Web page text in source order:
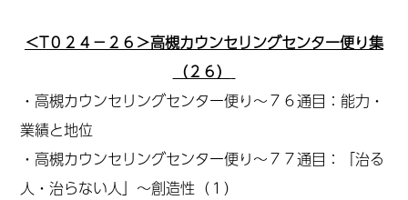
＜T０２４－２６＞高槻カウンセリングセンター便り集
（２６）
・高槻カウンセリングセンター便り～７６通目：能力・
業績と地位
・高槻カウンセリングセンター便り～７７通目：「治る
人・治らない人」～創造性（１）